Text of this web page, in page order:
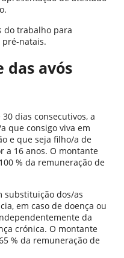
do trabalho para
natais.
das avós
dias consecutivos, a
que consigo viva em
e que seja filho/a de
a 16 anos. O montante
% da remuneração de
substituição dos/as
em caso de doença ou
da
crónica. O montante
% da remuneração de